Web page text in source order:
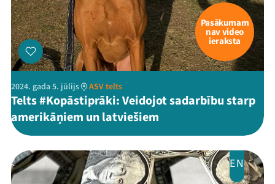
Pasākumam
nav video
ieraksta
2024. gada 5. jūlijs ASV telts
Telts #Kopāstiprāki: Veidojot sadarbību starp
amerikāņiem un latviešiem
EN